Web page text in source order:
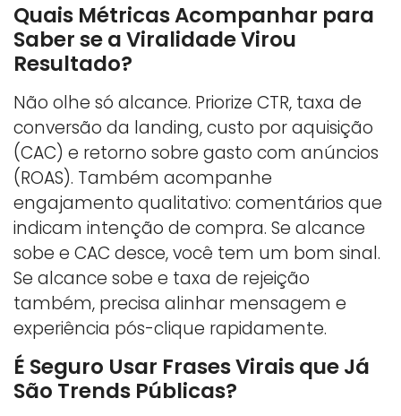
Quais Métricas Acompanhar para
Saber se a Viralidade Virou
Resultado?
Não olhe só alcance. Priorize CTR, taxa de
conversão da landing, custo por aquisição
(CAC) e retorno sobre gasto com anúncios
(ROAS). Também acompanhe
engajamento qualitativo: comentários que
indicam intenção de compra. Se alcance
sobe e CAC desce, você tem um bom sinal.
Se alcance sobe e taxa de rejeição
também, precisa alinhar mensagem e
experiência pós-clique rapidamente.
É Seguro Usar Frases Virais que Já
São Trends Públicas?